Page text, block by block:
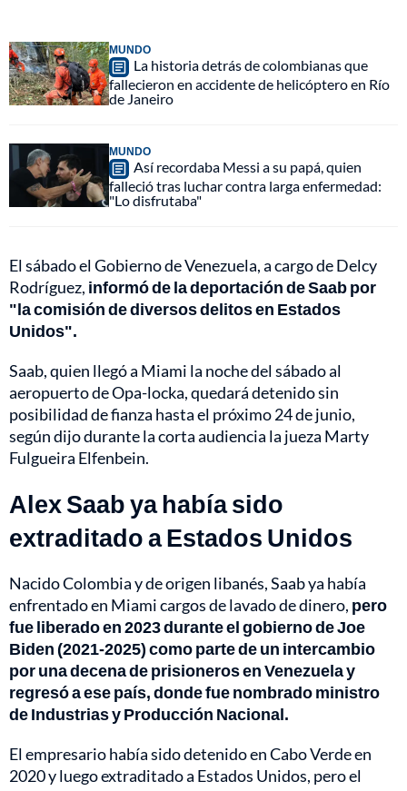
MUNDO
La historia detrás de colombianas que
fallecieron en accidente de helicóptero en Río
de Janeiro
MUNDO
Así recordaba Messi a su papá, quien
falleció tras luchar contra larga enfermedad:
"Lo disfrutaba"
El sábado el Gobierno de Venezuela, a cargo de Delcy
Rodríguez, informó de la deportación de Saab por
"la comisión de diversos delitos en Estados
Unidos".
Saab, quien llegó a Miami la noche del sábado al
aeropuerto de Opa-locka, quedará detenido sin
posibilidad de fianza hasta el próximo 24 de junio,
según dijo durante la corta audiencia la jueza Marty
Fulgueira Elfenbein.
Alex Saab ya había sido
extraditado a Estados Unidos
Nacido Colombia y de origen libanés, Saab ya había
enfrentado en Miami cargos de lavado de dinero, pero
fue liberado en 2023 durante el gobierno de Joe
Biden (2021-2025) como parte de un intercambio
por una decena de prisioneros en Venezuela y
regresó a ese país, donde fue nombrado ministro
de Industrias y Producción Nacional.
El empresario había sido detenido en Cabo Verde en
2020 y luego extraditado a Estados Unidos, pero el